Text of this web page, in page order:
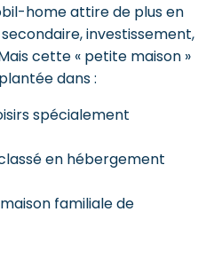
home attire de plus en
investissement,
cette « petite maison »
dans :
spécialement
en hébergement
familiale de